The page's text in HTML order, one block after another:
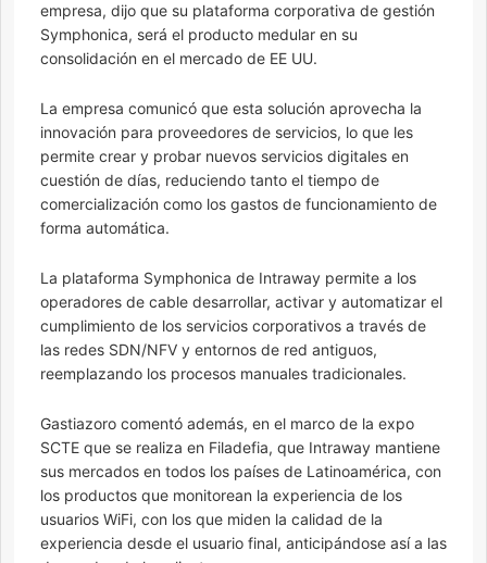
empresa, dijo que su plataforma corporativa de gestión
Symphonica, será el producto medular en su
consolidación en el mercado de EE UU.
La empresa comunicó que esta solución aprovecha la
innovación para proveedores de servicios, lo que les
permite crear y probar nuevos servicios digitales en
cuestión de días, reduciendo tanto el tiempo de
comercialización como los gastos de funcionamiento de
forma automática.
La plataforma Symphonica de Intraway permite a los
operadores de cable desarrollar, activar y automatizar el
cumplimiento de los servicios corporativos a través de
las redes SDN/NFV y entornos de red antiguos,
reemplazando los procesos manuales tradicionales.
Gastiazoro comentó además, en el marco de la expo
SCTE que se realiza en Filadefia, que Intraway mantiene
sus mercados en todos los países de Latinoamérica, con
los productos que monitorean la experiencia de los
usuarios WiFi, con los que miden la calidad de la
experiencia desde el usuario final, anticipándose así a las